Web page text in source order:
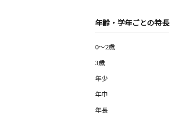
年齢・学年ごとの特長
0～2歳
3歳
年少
年中
年長